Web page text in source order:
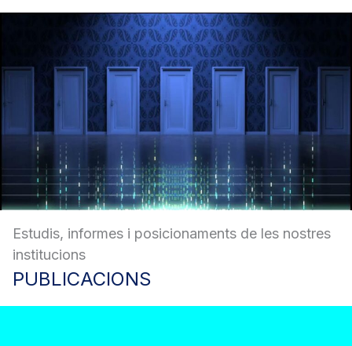
Estudis, informes i posicionaments de les nostres
institucions
PUBLICACIONS